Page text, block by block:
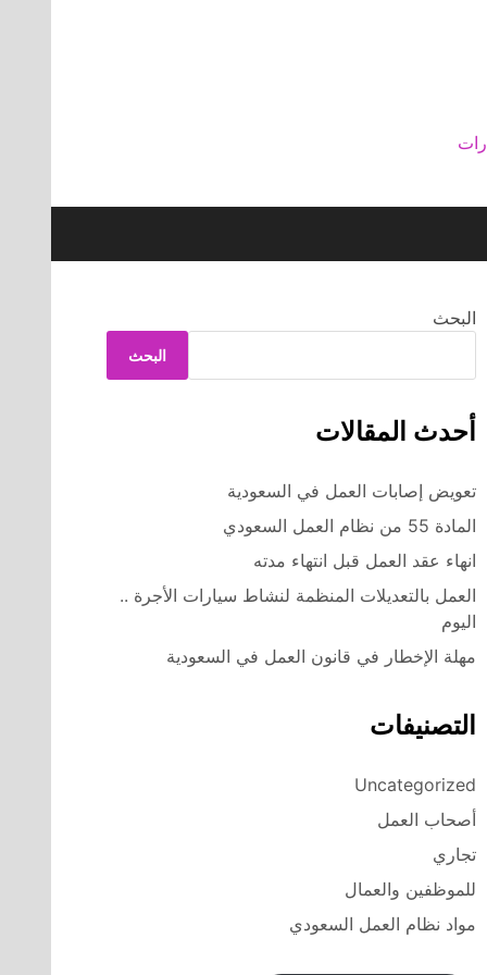
البحث
البحث
أحدث المقالات
تعويض إصابات العمل في السعودية
المادة 55 من نظام العمل السعودي
انهاء عقد العمل قبل انتهاء مدته
العمل بالتعديلات المنظمة لنشاط سيارات الأجرة ..
اليوم
مهلة الإخطار في قانون العمل في السعودية
التصنيفات
Uncategorized
أصحاب العمل
تجاري
للموظفين والعمال
مواد نظام العمل السعودي